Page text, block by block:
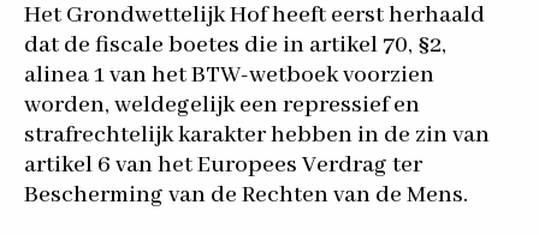
Het Grondwettelijk Hof heeft eerst herhaald
dat de fiscale boetes die in artikel 70, §2,
alinea 1 van het BTW-wetboek voorzien
worden, weldegelijk een repressief en
strafrechtelijk karakter hebben in de zin van
artikel 6 van het Europees Verdrag ter
Bescherming van de Rechten van de Mens.